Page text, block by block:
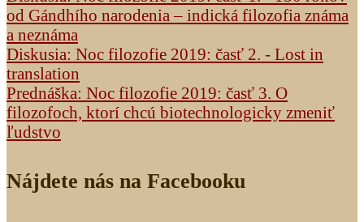
od Gándhího narodenia – indická filozofia známa
a neznáma
Diskusia: Noc filozofie 2019: časť 2. - Lost in
translation
Prednáška: Noc filozofie 2019: časť 3. O
filozofoch, ktorí chcú biotechnologicky zmeniť
ľudstvo
Nájdete nás na Facebooku